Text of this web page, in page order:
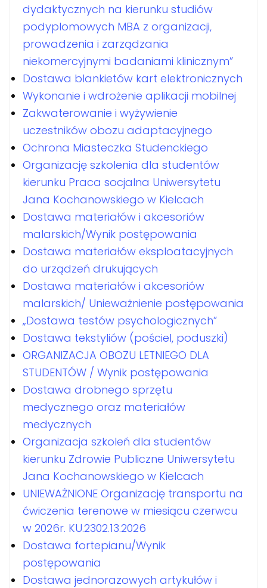
dydaktycznych na kierunku studiów
podyplomowych MBA z organizacji,
prowadzenia i zarządzania
niekomercyjnymi badaniami klinicznym”
Dostawa blankietów kart elektronicznych
Wykonanie i wdrożenie aplikacji mobilnej
Zakwaterowanie i wyżywienie
uczestników obozu adaptacyjnego
Ochrona Miasteczka Studenckiego
Organizację szkolenia dla studentów
kierunku Praca socjalna Uniwersytetu
Jana Kochanowskiego w Kielcach
Dostawa materiałów i akcesoriów
malarskich/Wynik postępowania
Dostawa materiałów eksploatacyjnych
do urządzeń drukujących
Dostawa materiałów i akcesoriów
malarskich/ Unieważnienie postępowania
„Dostawa testów psychologicznych”
Dostawa tekstyliów (pościel, poduszki)
ORGANIZACJA OBOZU LETNIEGO DLA
STUDENTÓW / Wynik postępowania
Dostawa drobnego sprzętu
medycznego oraz materiałów
medycznych
Organizacja szkoleń dla studentów
kierunku Zdrowie Publiczne Uniwersytetu
Jana Kochanowskiego w Kielcach
UNIEWAŻNIONE Organizację transportu na
ćwiczenia terenowe w miesiącu czerwcu
w 2026r. KU.2302.13.2026
Dostawa fortepianu/Wynik
postępowania
Dostawa jednorazowych artykułów i